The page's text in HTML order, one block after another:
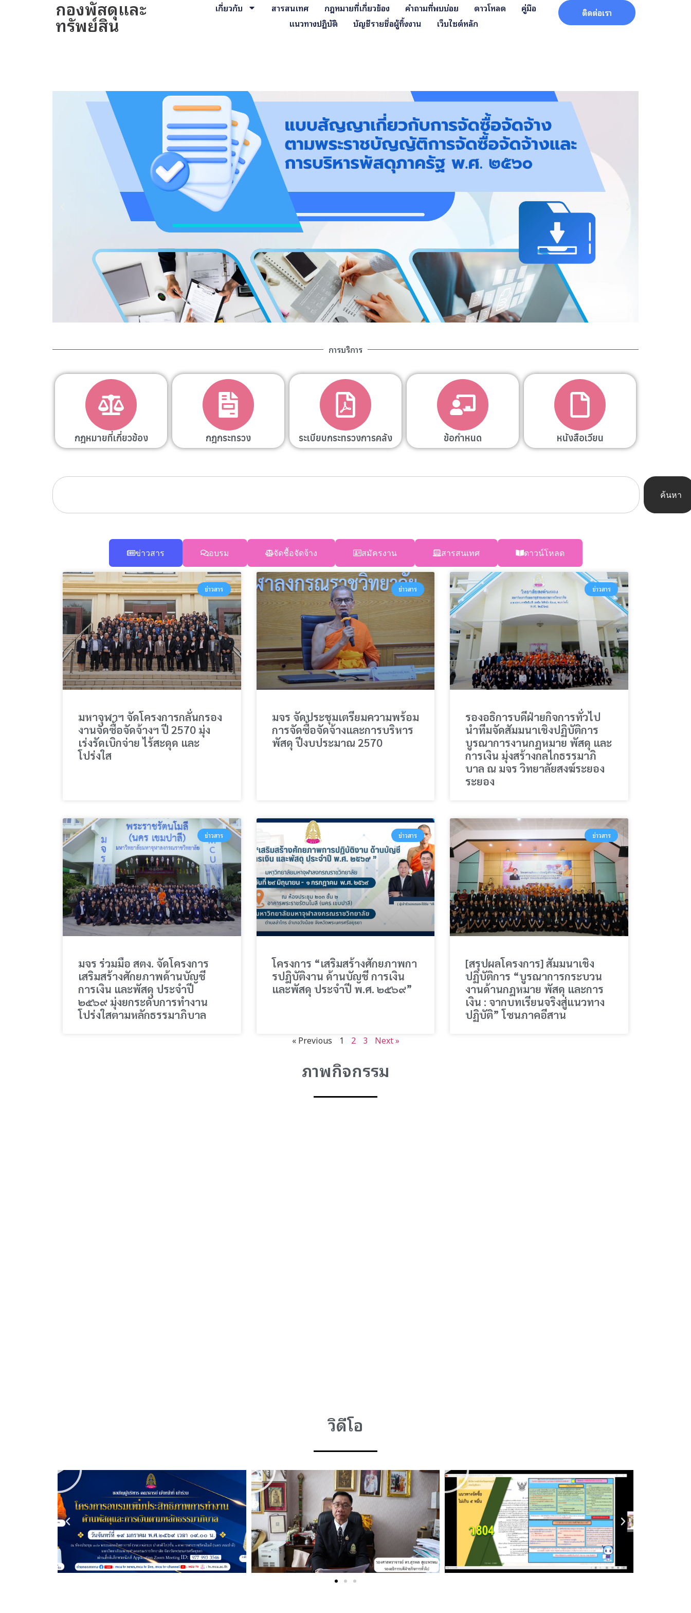
กองพัสดุและ
ทรัพย์สิน
เกี่ยวกับ สารสนเทศ กฎหมายที่เกี่ยวข้อง คำถามที่พบบ่อย ดาวโหลด
คู่มือ
แนวทางปฏิบัติ
บัญชีรายชื่อผู้ทิ้งงาน เว็บไซต์หลัก
ติดต่อเรา
การบริการ
กฎหมายที่เกี่ยวข้อง กฎกระทรวง ระเบียบกระทรวงการคลัง ข้อกำหนด หนังสือเวียน
ค้นหา
ข่าวสาร อบรม จัดชื้อจัดจ้าง สมัครงาน สารสนเทศ ดาวน์โหลด
ข่าวสาร
มหาจุฬาฯ จัดโครงการกลั่นกรอง
งานจัดซื้อจัดจ้างฯ ปี 2570 มุ่ง
เร่งรัดเบิกจ่าย ไร้สะดุด และ
โปร่งใส
ข่าวสาร
มจร จัดประชุมเตรียมความพร้อม
การจัดซื้อจัดจ้างและการบริหาร
พัสดุ ปีงบประมาณ 2570
ข่าวสาร
รองอธิการบดีฝ่ายกิจการทั่วไป
นำทีมจัดสัมมนาเชิงปฏิบัติการ
บูรณาการงานกฎหมาย พัสดุ และ
การเงิน มุ่งสร้างกลไกธรรมาภิ
บาล ณ มจร วิทยาลัยสงฆ์ระยอง
ระยอง
ข่าวสาร
มจร ร่วมมือ สตง. จัดโครงการ
เสริมสร้างศักยภาพด้านบัญชี
การเงิน และพัสดุ ประจำปี
๒๕๖๙ มุ่งยกระดับการทำงาน
โปร่งใสตามหลักธรรมาภิบาล
ข่าวสาร
โครงการ “เสริมสร้างศักยภาพกา
รปฎิบัติงาน ด้านบัญชี การเงิน
และพัสดุ ประจำปี พ.ศ. ๒๕๖๙”
ข่าวสาร
[สรุปผลโครงการ] สัมมนาเชิง
ปฏิบัติการ “บูรณาการกระบวน
งานด้านกฎหมาย พัสดุ และการ
เงิน : จากบทเรียนจริงสู่แนวทาง
ปฏิบัติ” โซนภาคอีสาน
« Previous 1 2 3 Next »
ภาพกิจกรรม
วิดีโอ